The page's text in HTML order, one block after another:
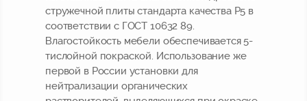
стружечной плиты стандарта качества Р5 в
соответствии с ГОСТ 10632 89.
Влагостойкость мебели обеспечивается 5-
тислойной покраской. Использование же
первой в России установки для
нейтрализации органических